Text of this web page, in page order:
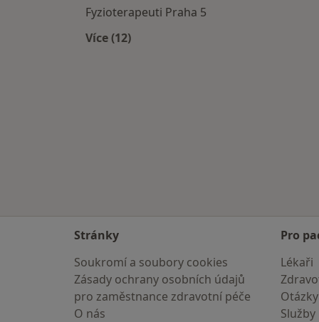
Fyzioterapeuti Praha 5
Více (12)
Stránky
Soukromí a soubory cookies
Zásady ochrany osobních údajů
pro zaměstnance zdravotní péče
O nás
Pro
Lékaři
Služby